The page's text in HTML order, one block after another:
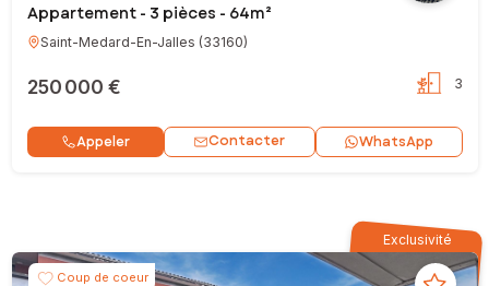
Appartement - 3 pièces - 64m²
Saint-Medard-En-Jalles (33160)
250 000 € 3
Appeler Contacter WhatsApp
Exclusivité
Coup de coeur